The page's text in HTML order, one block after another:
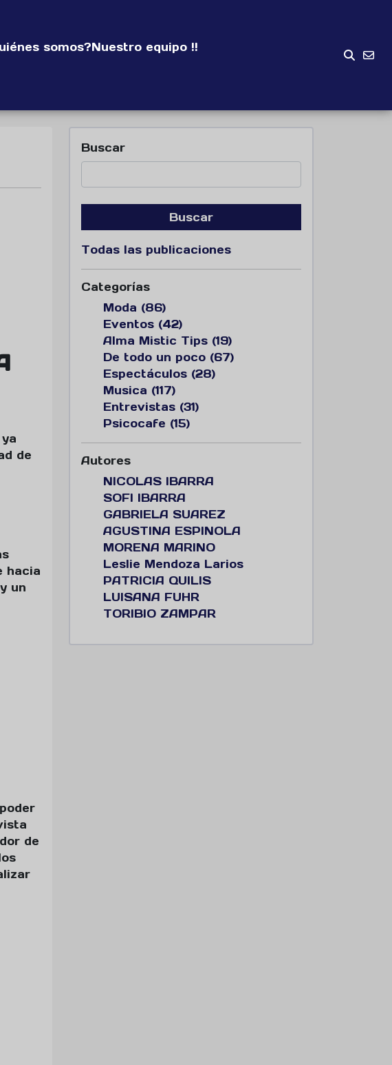
somos?Nuestro equipo !!
de
hacia
un
de
Buscar
Buscar
Todas las publicaciones
Categorías
Moda (86)
Eventos (42)
Alma Mistic Tips (19)
De todo un poco (67)
Espectáculos (28)
Musica (117)
Entrevistas (31)
Psicocafe (15)
Autores
NICOLAS IBARRA
SOFI IBARRA
GABRIELA SUAREZ
AGUSTINA ESPINOLA
MORENA MARINO
Leslie Mendoza Larios
PATRICIA QUILIS
LUISANA FUHR
TORIBIO ZAMPAR